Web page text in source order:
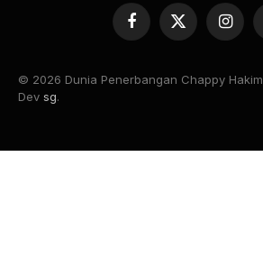
Facebook
X
(Twitter)
© 2026 Dunia Penerbangan Chappy
Dev sg.